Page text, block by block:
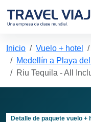
Inicio Vuelo + hotel
Medellín a Playa
Riu Tequila - All
Detalle de paquete vuelo +